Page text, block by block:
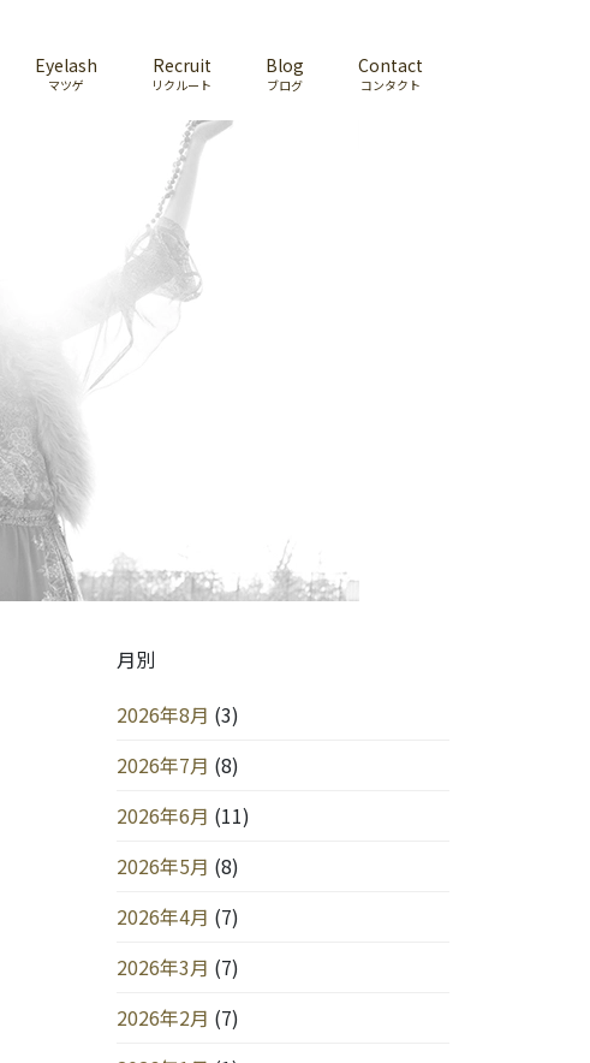
Eyelash
マツゲ
Recruit
リクルート
Blog
ブログ
Contact
コンタクト
月別
2026年8月 (3)
2026年7月 (8)
2026年6月 (11)
2026年5月 (8)
2026年4月 (7)
2026年3月 (7)
2026年2月 (7)